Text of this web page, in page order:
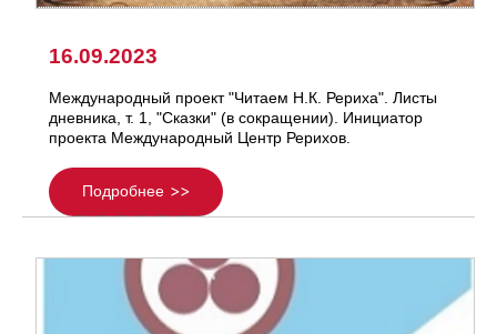
16.09.2023
Международный проект "Читаем Н.К. Рериха". Листы
дневника, т. 1, "Сказки" (в сокращении). Инициатор
проекта Международный Центр Рерихов.
Подробнее